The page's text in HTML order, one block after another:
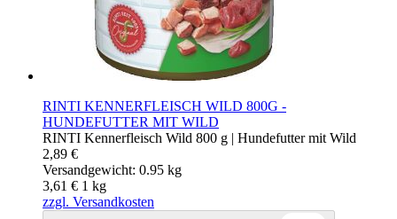
RINTI KENNERFLEISCH WILD 800G -
HUNDEFUTTER MIT WILD
RINTI Kennerfleisch Wild 800 g | Hundefutter mit Wild
2,89 €
Versandgewicht: 0.95 kg
3,61 € 1 kg
zzgl. Versandkosten